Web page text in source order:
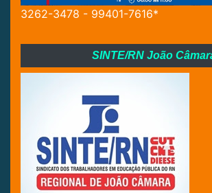
3262-3478 - 99401-7616*
SINTE/RN João